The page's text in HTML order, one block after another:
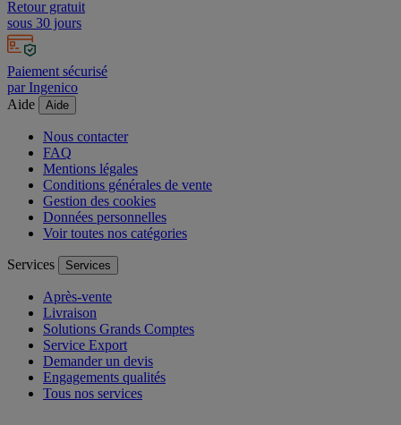
Retour gratuit
sous 30 jours
Paiement sécurisé
par Ingenico
Nous contacter
FAQ
Mentions légales
Conditions générales de vente
Gestion des cookies
Données personnelles
Après-vente
Livraison
Solutions Grands Comptes
Service Export
Demander un devis
Engagements qualités